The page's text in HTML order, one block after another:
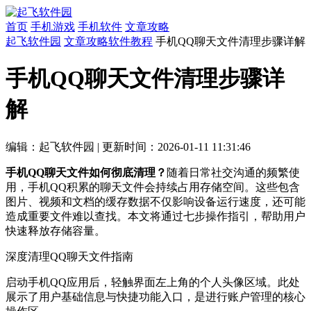
首页 手机游戏 手机软件 文章攻略
起飞软件园 文章攻略软件教程 手机QQ聊天文件清理步骤详解
手机QQ聊天文件清理步骤详
解
编辑：起飞软件园 | 更新时间：2026-01-11 11:31:46
手机QQ聊天文件如何彻底清理？ 随着日常社交沟通的频繁使
用，手机QQ积累的聊天文件会持续占用存储空间。这些包含
图片、视频和文档的缓存数据不仅影响设备运行速度，还可能
造成重要文件难以查找。本文将通过七步操作指引，帮助用户
快速释放存储容量。
深度清理QQ聊天文件指南
启动手机QQ应用后，轻触界面左上角的个人头像区域。此处
展示了用户基础信息与快捷功能入口，是进行账户管理的核心